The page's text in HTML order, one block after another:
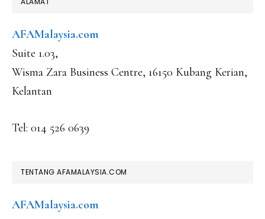
AFAMalaysia.com
Suite 1.03,
Wisma Zara Business Centre, 16150 Kubang Kerian,
Kelantan
Tel: 014 526 0639
TENTANG AFAMALAYSIA.COM
AFAMalaysia.com